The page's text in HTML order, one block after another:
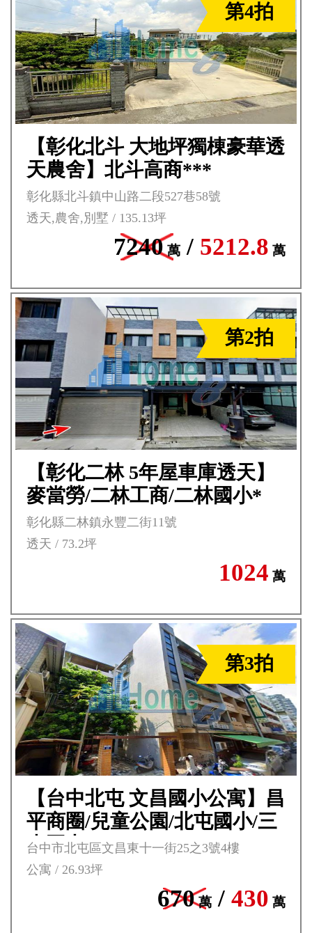
第4拍
【彰化北斗 大地坪獨棟豪華透
天農舍】北斗高商***
彰化縣北斗鎮中山路二段527巷58號
透天,農舍,別墅 / 135.13坪
7240 萬 /5212.8 萬
第2拍
【彰化二林 5年屋車庫透天】
麥當勞/二林工商/二林國小*
彰化縣二林鎮永豐二街11號
透天 / 73.2坪
1024 萬
第3拍
【台中北屯 文昌國小公寓】昌
平商圈/兒童公園/北屯國小/三
光國中***
台中市北屯區文昌東十一街25之3號4樓
公寓 / 26.93坪
670 萬 /430 萬